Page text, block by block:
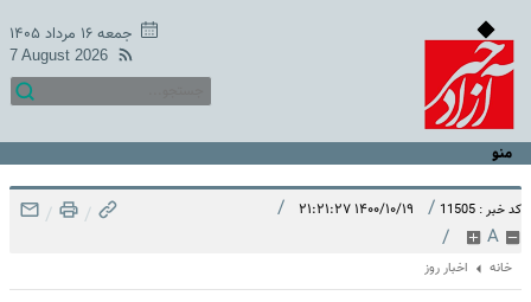
جمعه ۱۶ مرداد ۱۴۰۵
7 August 2026
منو
کد خبر : 11505 / ۱۴۰۰/۱۰/۱۹ ۲۱:۲۱:۲۷ /
A
/
/
/
خانه اخبار روز